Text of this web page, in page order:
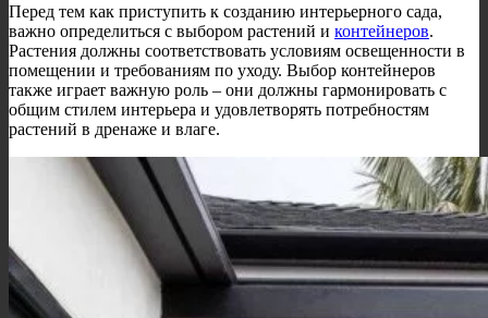
Перед тем как приступить к созданию интерьерного сада,
важно определиться с выбором растений и контейнеров.
Растения должны соответствовать условиям освещенности в
помещении и требованиям по уходу. Выбор контейнеров
также играет важную роль – они должны гармонировать с
общим стилем интерьера и удовлетворять потребностям
растений в дренаже и влаге.